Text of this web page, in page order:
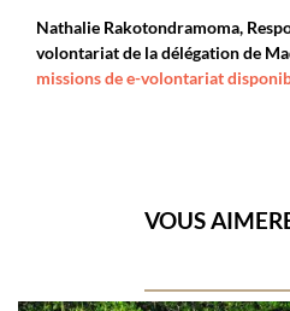
Nathalie Rakotondramoma,
volontariat de la délégation de
missions de e-volontariat
VOUS